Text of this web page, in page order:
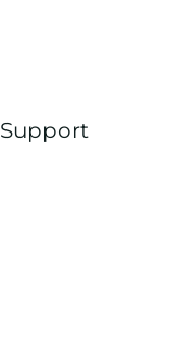
Support